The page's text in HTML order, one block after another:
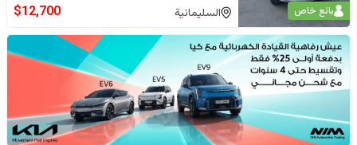
بائع خاص السليمانية $12,700